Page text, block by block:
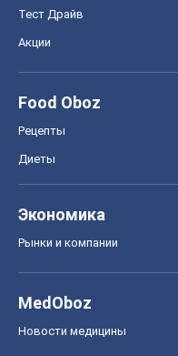
Тест Драйв
Акции
Food Oboz
Рецепты
Диеты
Экономика
Рынки и компании
MedOboz
Новости медицины